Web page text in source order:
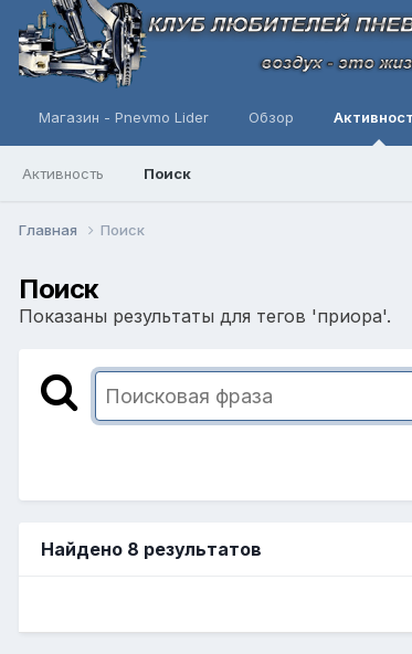
Магазин - Pnevmo Lider Обзор
Активность Поиск
Главная Поиск
Поиск
Показаны результаты для тегов 'приора'.
Найдено 8 результатов